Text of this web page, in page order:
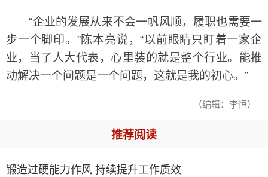
“企业的发展从来不会一帆风顺，履职也需要一
步一个脚印。”陈本亮说，“以前眼睛只盯着一家企
业，当了人大代表，心里装的就是整个行业。能推
动解决一个问题是一个问题，这就是我的初心。”
（编辑：李恒）
推荐阅读
锻造过硬能力作风 持续提升工作质效